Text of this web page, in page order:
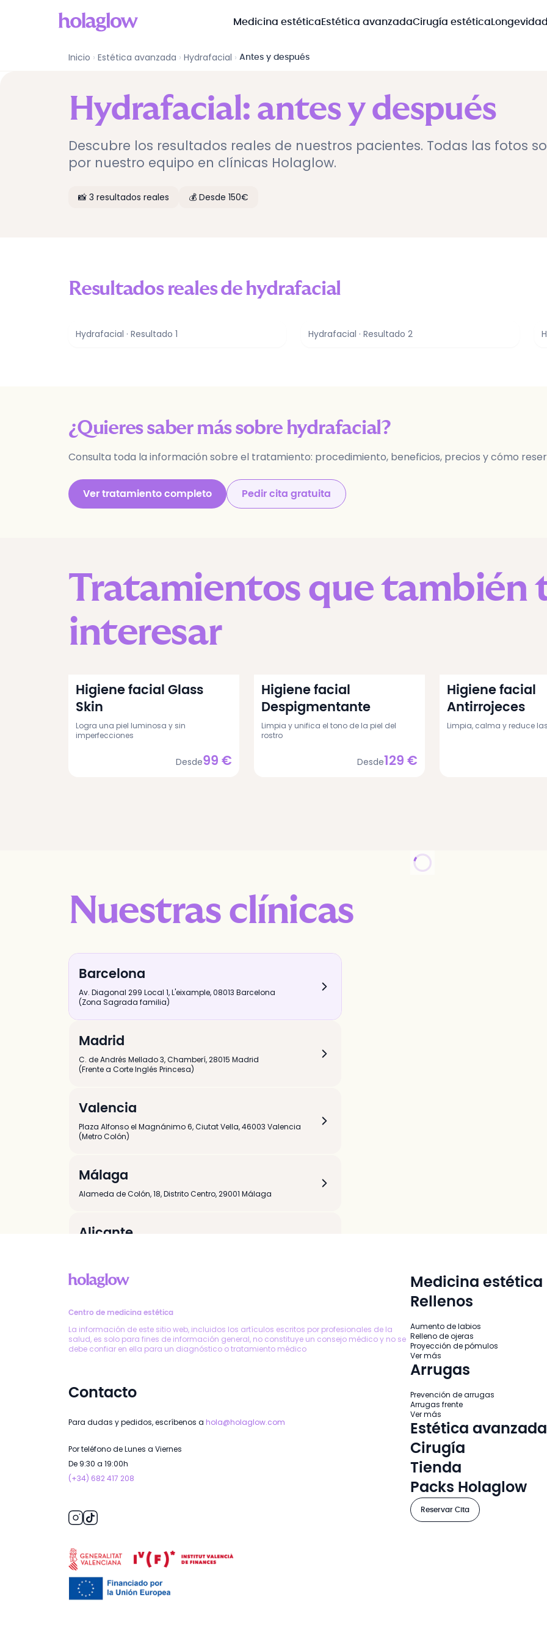
Medicina estética Estética avanzadaCirugía estética Longevidad
Inicio › Estética avanzada › Hydrafacial › Antes y después
Hydrafacial: antes y después
Descubre los resultados reales de nuestros pacientes. Todas las fotos
por nuestro equipo en clínicas Holaglow.
📸 3 resultados reales 💰 Desde 150€
Resultados reales de hydrafacial
Hydrafacial · Resultado 1 Hydrafacial · Resultado2
¿Quieres saber más sobre hydrafacial?
Consulta toda la información sobre el tratamiento: procedimiento, beneficios, precios y cómo
Ver tratamiento completo Pedir cita gratuita
Tratamientos que también
interesar
Higiene facial Glass
Skin
Logra una piel luminosa y sin
imperfecciones
Desde99 €
Higiene facial
Despigmentante
Limpia y unifica el tono de la piel del
rostro
Desde129 €
Higiene facial
Antirrojeces
Limpia, calma y reduce
Nuestras clínicas
Barcelona
Av. Diagonal 299 Local 1,L'eixample,08013 Barcelona
(Zona Sagrada familia)
Madrid
C. de Andrés Mellado 3,Chamberí,28015 Madrid
(Frente a Corte Inglés Princesa)
Valencia
Plaza Alfonso el Magnánimo 6,Ciutat Vella,46003 Valencia
(Metro Colón)
Málaga
Alameda de Colón, 18, Distrito Centro,29001 Málaga
Alicante
Zaragoza
P.º de la Constitucion, 29 Dpdo
(Esquina con C/ Mariano Escar)
(Frente a Zara)
Centro de medicina estética
La información de este sitio web, incluidos los artículos escritos por profesionales de la
salud, es solo para fines de información general, no constituye un consejo médico y no se
debe confiar en ella para un diagnóstico o tratamiento médico
Contacto
Para dudas y pedidos, escríbenos a hola@holaglow.com
Por teléfono de Lunes a Viernes
De 9:30 a 19:00h
(+34) 682 417 208
Medicina estética
Rellenos
Aumento de labios
Relleno de ojeras
Proyección de pómulos
Ver más
Arrugas
Prevención de arrugas
Arrugas frente
Ver más
Estética avanzada
Cirugía
Tienda
Packs Holaglow
Reservar Cita